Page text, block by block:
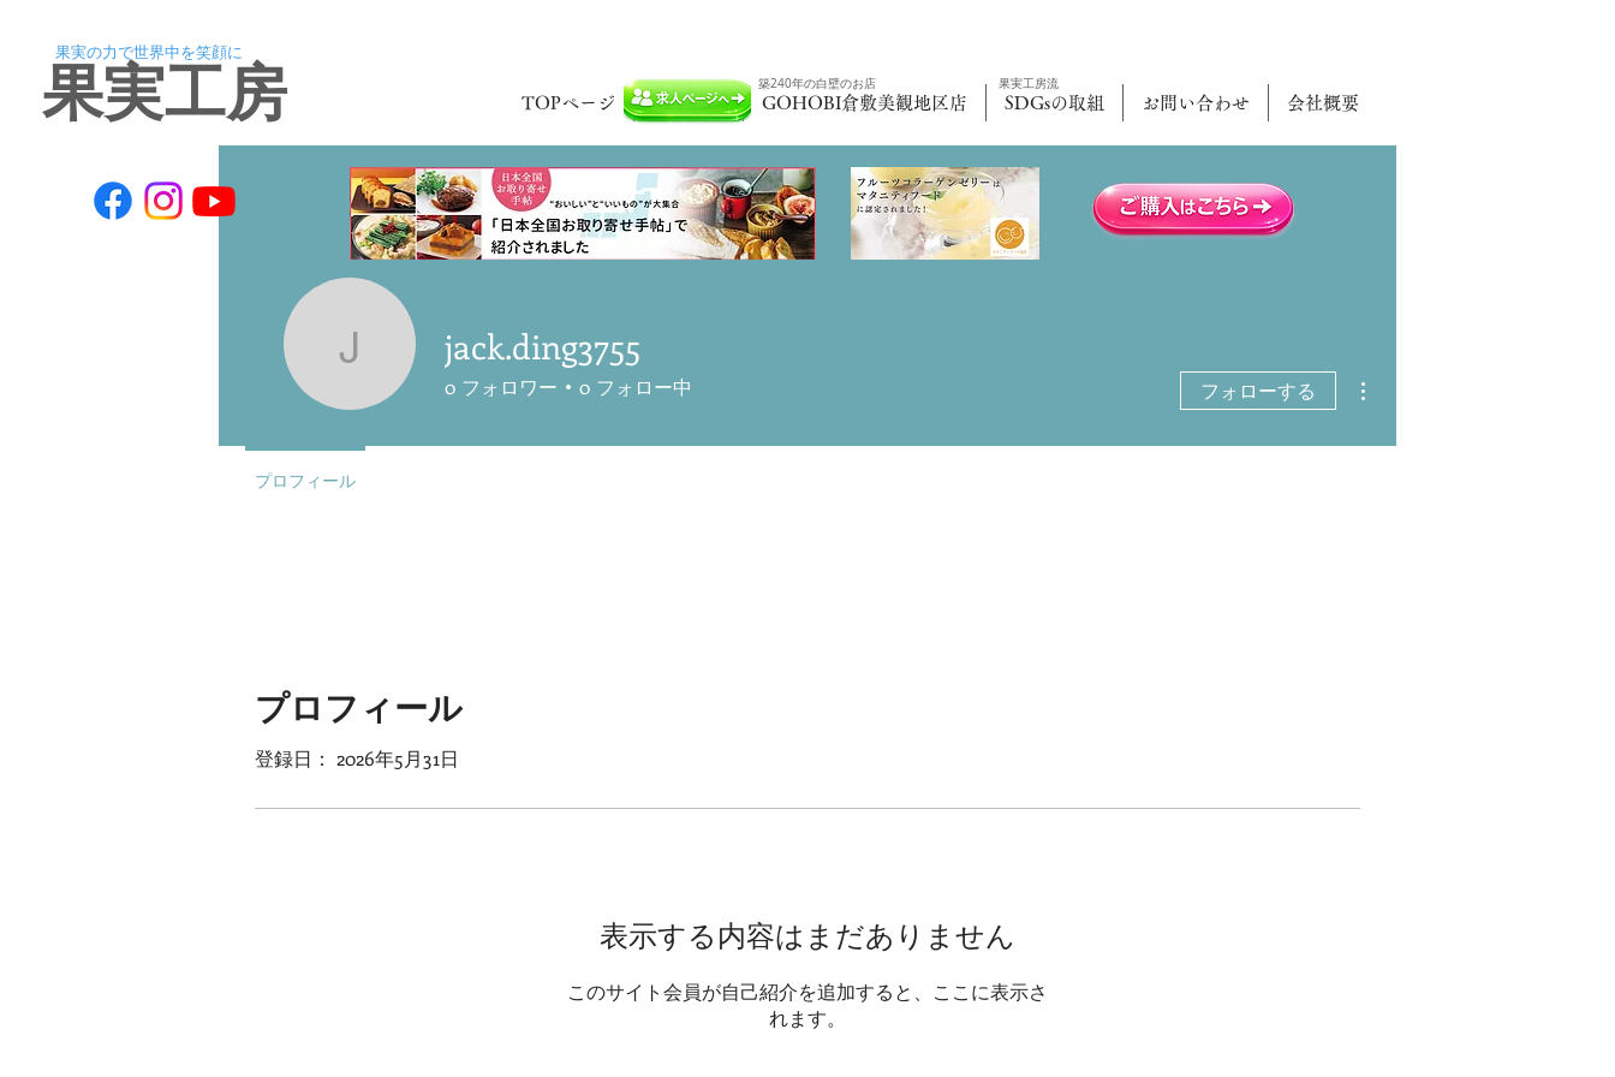
​果実工房
果実の力で世界中を笑顔に
TOPページ 採用情報 GOHOBI倉敷美観地区店 SDGsの取組 お問い合わせ 会社概要
果実工房流
​築240年の白壁のお店
プロフィール
登録日： 2026年5月31日
表示する内容はまだありません
このサイト会員が自己紹介を追加すると、ここに表示さ
れます。
jack.ding3755
jack.ding3755
0 フォロワー 0 フォロー中 フォローする
プロフィール